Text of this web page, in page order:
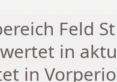
Feld
in
in